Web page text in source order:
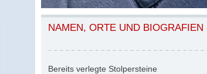
NAMEN, ORTE UND BIOGRAFIEN
Bereits verlegte Stolpersteine